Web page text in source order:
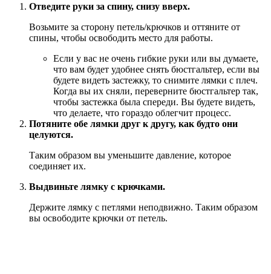
Отведите руки за спину, снизу вверх.
Возьмите за сторону петель/крючков и оттяните от
спины, чтобы освободить место для работы.
Если у вас не очень гибкие руки или вы думаете,
что вам будет удобнее снять бюстгальтер, если вы
будете видеть застежку, то снимите лямки с плеч.
Когда вы их сняли, переверните бюстгальтер так,
чтобы застежка была спереди. Вы будете видеть,
что делаете, что гораздо облегчит процесс.
Потяните обе лямки друг к другу, как будто они
целуются.
Таким образом вы уменьшите давление, которое
соединяет их.
Выдвиньте лямку с крючками.
Держите лямку с петлями неподвижно. Таким образом
вы освободите крючки от петель.